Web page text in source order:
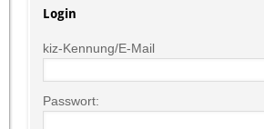
Login
kiz-Kennung/E-Mail
Passwort: